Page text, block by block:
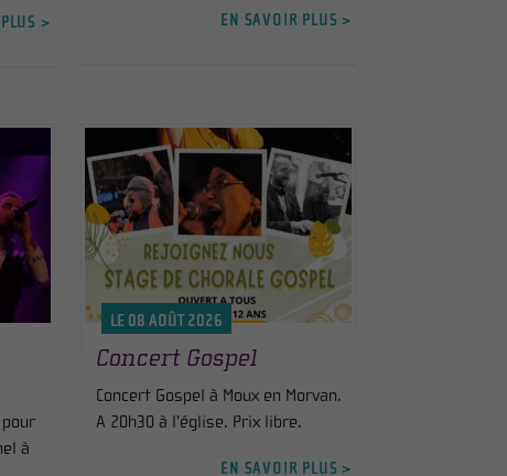
> EN SAVOIR PLUS >
à
LE 08 AOÛT 2026
Concert Gospel
Concert Gospel à Moux en Morvan.
A 20h30 à l’église. Prix libre.
EN SAVOIR PLUS >